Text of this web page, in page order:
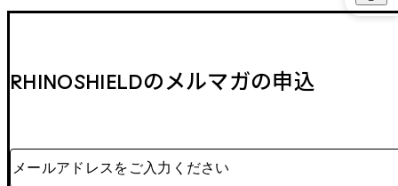
RHINOSHIELDのメルマガの申込
メールアドレスをご入力ください